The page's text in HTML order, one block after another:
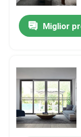
Miglior